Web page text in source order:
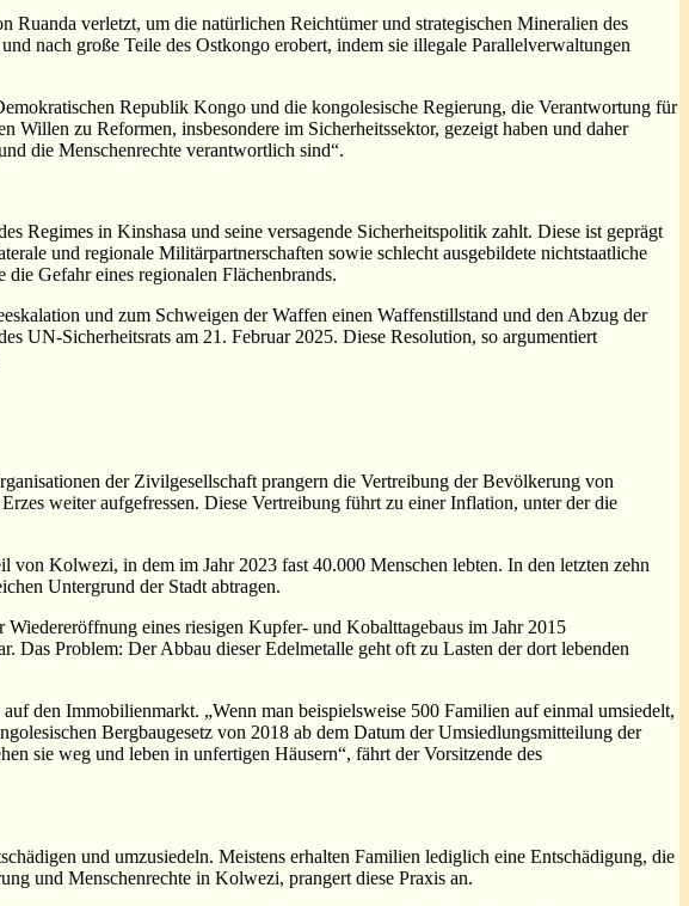
verletzt, um die natürlichen Reichtümer und strategischen Mineralien des
nach große Teile des Ostkongo erobert, indem sie illegale Parallelverwaltungen
Republik Kongo und die kongolesische Regierung, die Verantwortung für
zu Reformen, insbesondere im Sicherheitssektor, gezeigt haben und daher
die Menschenrechte verantwortlich sind“.
Regimes in Kinshasa und seine versagende Sicherheitspolitik zahlt. Diese ist geprägt
und regionale Militärpartnerschaften sowie schlecht ausgebildete nichtstaatliche
Gefahr eines regionalen Flächenbrands.
und zum Schweigen der Waffen einen Waffenstillstand und den Abzug der
UN-Sicherheitsrats am 21. Februar 2025. Diese Resolution, so argumentiert
der Zivilgesellschaft prangern die Vertreibung der Bevölkerung von
weiter aufgefressen. Diese Vertreibung führt zu einer Inflation, unter der die
Kolwezi, in dem im Jahr 2023 fast 40.000 Menschen lebten. In den letzten zehn
Untergrund der Stadt abtragen.
eines riesigen Kupfer- und Kobalttagebaus im Jahr 2015
Problem: Der Abbau dieser Edelmetalle geht oft zu Lasten der dort lebenden
den Immobilienmarkt. „Wenn man beispielsweise 500 Familien auf einmal umsiedelt,
Bergbaugesetz von 2018 ab dem Datum der Umsiedlungsmitteilung der
sie weg und leben in unfertigen Häusern“, fährt der Vorsitzende des
und umzusiedeln. Meistens erhalten Familien lediglich eine Entschädigung, die
und Menschenrechte in Kolwezi, prangert diese Praxis an.